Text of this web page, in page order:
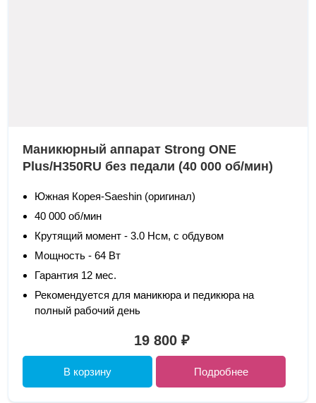
Маникюрный аппарат Strong ONE
Plus/H350RU без педали (40 000 об/мин)
Южная Корея-Saeshin (оригинал)
40 000 об/мин
Крутящий момент - 3.0 Нсм, с обдувом
Мощность - 64 Вт
Гарантия 12 мес.
Рекомендуется для маникюра и педикюра на
полный рабочий день
19 800 ₽
В корзину Подробнее